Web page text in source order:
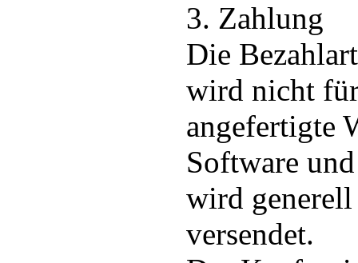
3. Zahlung
Die
wird nicht
angefertigte
Software
wird generell
versendet.